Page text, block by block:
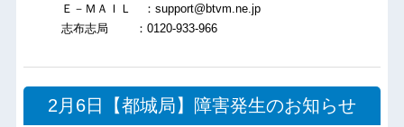
Ｅ－ＭＡＩＬ ：support@btvm.ne.jp
志布志局 ：0120-933-966
2月6日【都城局】障害発生のお知らせ